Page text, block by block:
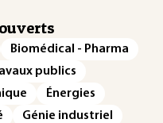
Biomédical - Pharma
publics
Énergies
Génie industriel